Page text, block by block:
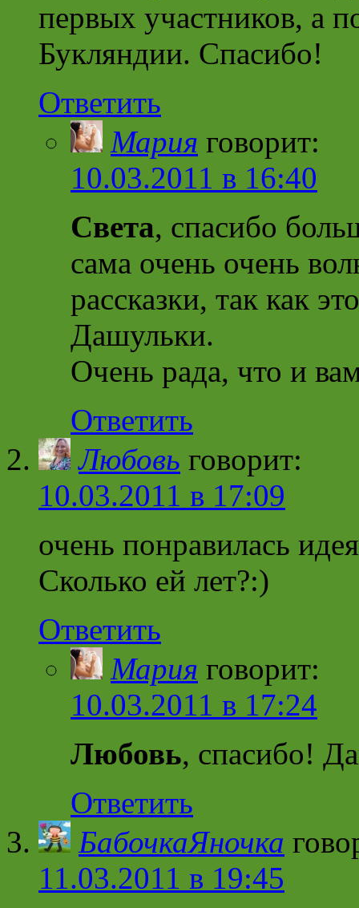
первых участников, а
Букляндии. Спасибо!
Ответить
Мария говорит:
10.03.2011 в 16:40
Света, спасибо
сама очень очень
рассказки, так как
Дашульки.
Очень рада, что и
Ответить
Любовь говорит:
10.03.2011 в 17:09
очень понравилась
Сколько ей лет?:)
Ответить
Мария говорит:
10.03.2011 в 17:24
Любовь, спасибо!
Ответить
БабочкаЯночка
11.03.2011 в 19:45